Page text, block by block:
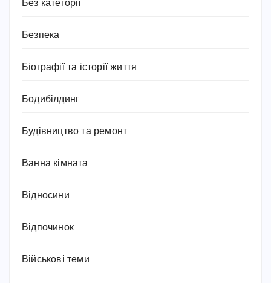
Без категорії
Безпека
Біографії та історії життя
Бодибілдинг
Будівництво та ремонт
Ванна кімната
Відносини
Відпочинок
Військові теми